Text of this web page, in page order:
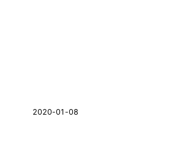
2020-01-08